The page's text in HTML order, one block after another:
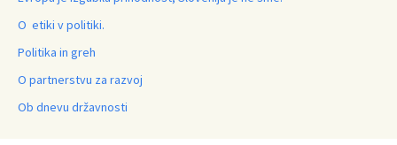
O etiki v politiki.
Politika in greh
O partnerstvu za razvoj
Ob dnevu državnosti